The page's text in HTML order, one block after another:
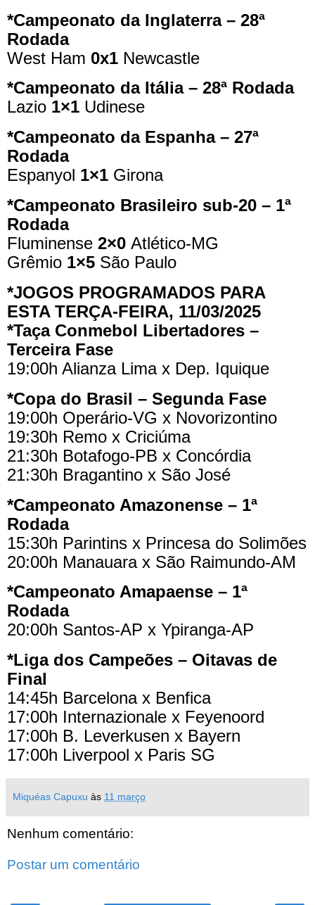
*Campeonato da Inglaterra – 28ª
Rodada
West Ham 0x1 Newcastle
*Campeonato da Itália – 28ª Rodada
Lazio 1×1 Udinese
*Campeonato da Espanha – 27ª
Rodada
Espanyol 1×1 Girona
*Campeonato Brasileiro sub-20 – 1ª
Rodada
Fluminense 2×0 Atlético-MG
Grêmio 1×5 São Paulo
*JOGOS PROGRAMADOS PARA
ESTA TERÇA-FEIRA, 11/03/2025
*Taça Conmebol Libertadores –
Terceira Fase
19:00h Alianza Lima x Dep. Iquique
*Copa do Brasil – Segunda Fase
19:00h Operário-VG x Novorizontino
19:30h Remo x Criciúma
21:30h Botafogo-PB x Concórdia
21:30h Bragantino x São José
*Campeonato Amazonense – 1ª
Rodada
15:30h Parintins x Princesa do Solimões
20:00h Manauara x São Raimundo-AM
*Campeonato Amapaense – 1ª
Rodada
20:00h Santos-AP x Ypiranga-AP
*Liga dos Campeões – Oitavas de
Final
14:45h Barcelona x Benfica
17:00h Internazionale x Feyenoord
17:00h B. Leverkusen x Bayern
17:00h Liverpool x Paris SG
Miquéas Capuxu às 11 março
Nenhum comentário:
Postar um comentário